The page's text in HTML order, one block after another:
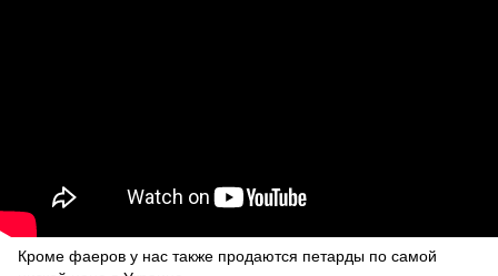
Кроме фаеров у нас также продаются петарды по самой